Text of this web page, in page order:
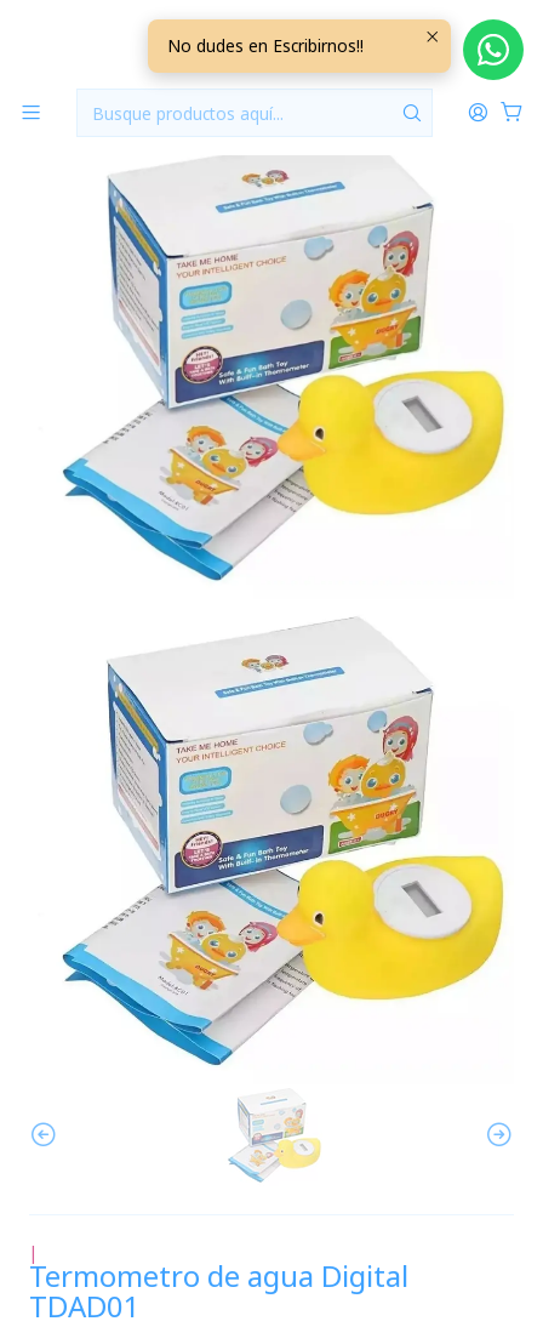
Inicio Hora del Baño
Termometro de agua Digital TDAD01
|
Termometro de agua Digital
TDAD01
No dudes en Escribirnos!!